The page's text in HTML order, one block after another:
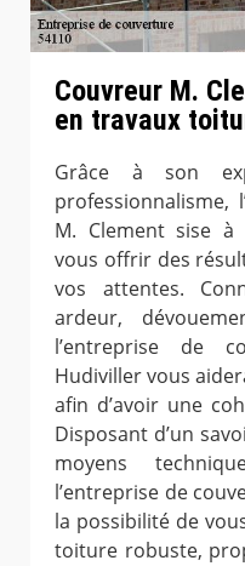
Couvreur M.
en travaux
Grâce à son
professionnalisme,
M. Clement sise
vous offrir des
vos attentes.
ardeur,
l’entreprise de
Hudiviller vous
afin d’avoir une
Disposant d’un
moyens
l’entreprise de
la possibilité de
toiture robuste,